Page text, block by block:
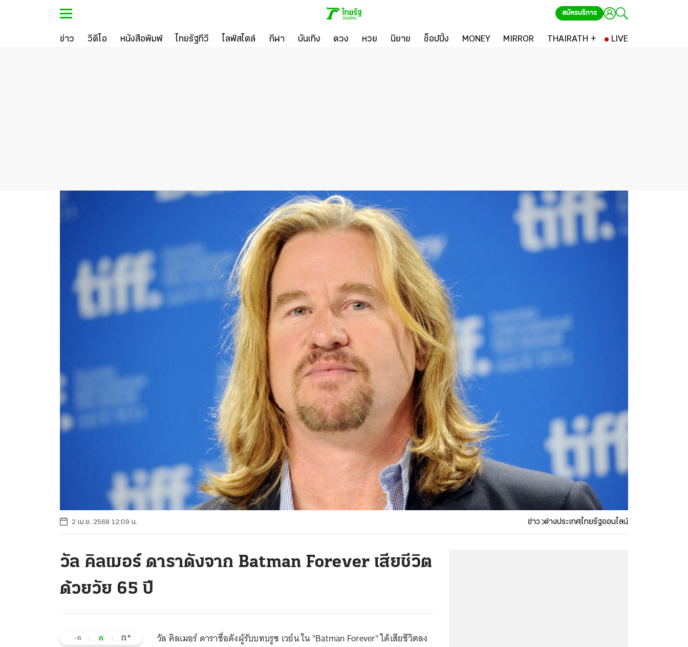
สมัครบริการ
ข่าว วิดีโอ หนังสือพิมพ์ ไทยรัฐทีวี ไลฟ์สไตล์ กีฬา บันเทิง ดวง หวย นิยาย ช็อปปิ้ง MONEY MIRROR THAIRATH + LIVE
2 เม.ย. 2568 12:09 น. ข่าว ต่างประเทศไทยรัฐออนไลน์
วัล คิลเมอร์ ดาราดังจาก Batman Forever เสียชีวิต
ด้วยวัย 65 ปี
-ก ก ก+
วัล คิลเมอร์ ดาราชื่อดังผู้รับบทบรูซ เวย์น ใน "Batman Forever" ได้เสียชีวิตลง